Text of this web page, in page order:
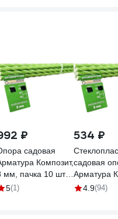
₽
садовая
Композит,
мм, пачка 10 шт,
м,
5(1)
534 ₽
садовая
Арматура
8 мм, 10
4.9(94)